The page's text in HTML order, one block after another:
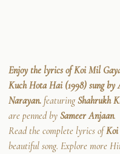
Enjoy the lyrics of Koi Mil
Kuch Hota Hai (1998) sung
Narayan. featuringShahrukh
are penned by Sameer Anjaan.
Read the complete lyrics of
beautiful song. Explore more